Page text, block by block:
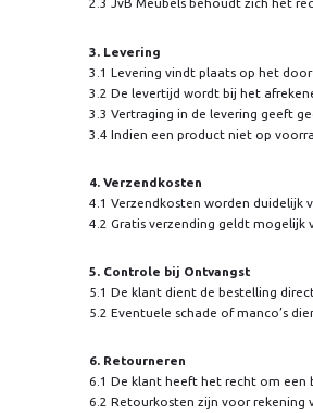
2.3 JvB Meubels behoudt zich het
3. Levering
3.1 Levering vindt plaats op het
3.2 De levertijd wordt bij het
3.3 Vertraging in de levering geeft
3.4 Indien een product niet op
4. Verzendkosten
4.1 Verzendkosten worden duidelijk
4.2 Gratis verzending geldt mogelijk
5. Controle bij Ontvangst
5.1 De klant dient de bestelling
5.2 Eventuele schade of manco’s
6. Retourneren
6.1 De klant heeft het recht om een
6.2 Retourkosten zijn voor rekening